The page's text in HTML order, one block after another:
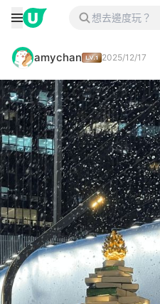
amychan 2025/12/17